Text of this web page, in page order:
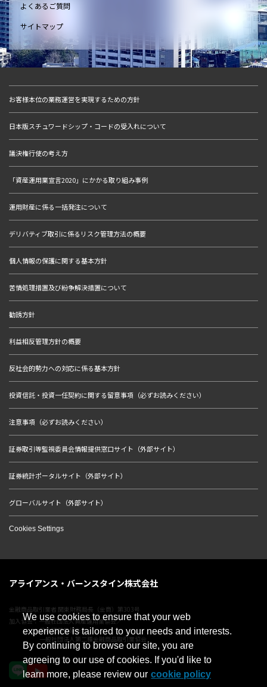
よくあるご質問
サイトマップ
お客様本位の業務運営を実現するための方針
日本版スチュワードシップ・コードの受入れについて
議決権行使の考え方
「資産運用業宣言2020」にかかる取り組み事例
運用財産に係る一括発注について
デリバティブ取引に係るリスク管理方法の概要
個人情報の保護に関する基本方針
苦情処理措置及び紛争解決措置について
勧誘方針
利益相反管理方針の概要
反社会的勢力への対応に係る基本方針
投資信託・投資一任契約に関する留意事項（必ずお読みください）
注意事項（必ずお読みください）
証券取引等監視委員会情報提供窓口サイト（外部サイト）
証券統計ポータルサイト（外部サイト）
グローバルサイト（外部サイト）
Cookies Settings
アライアンス・バーンスタイン株式会社
金融商品取引業者 関東財務局長（金商）第303号
加入協会：一般社団法人資産運用業協会／
日本証券業協会／
一般社団法人第二種金融商品取引業協会
We use cookies to ensure that your web
experience is tailored to your needs and interests.
By continuing to browse our site, you are
agreeing to our use of cookies. If you'd like to
learn more, please review our cookie policy